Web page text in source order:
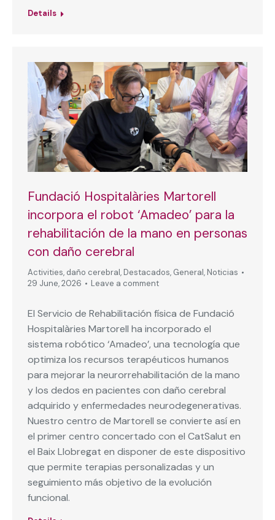
Details
Fundació Hospitalàries Martorell
incorpora el robot ‘Amadeo’ para la
rehabilitación de la mano en personas
con daño cerebral
Activities, daño cerebral, Destacados, General, Noticias
29 June, 2026
Leave a comment
El Servicio de Rehabilitación física de Fundació
Hospitalàries Martorell ha incorporado el
sistema robótico ‘Amadeo’, una tecnología que
optimiza los recursos terapéuticos humanos
para mejorar la neurorrehabilitación de la mano
y los dedos en pacientes con daño cerebral
adquirido y enfermedades neurodegenerativas.
Nuestro centro de Martorell se convierte así en
el primer centro concertado con el CatSalut en
el Baix Llobregat en disponer de este dispositivo
que permite terapias personalizadas y un
seguimiento más objetivo de la evolución
funcional.